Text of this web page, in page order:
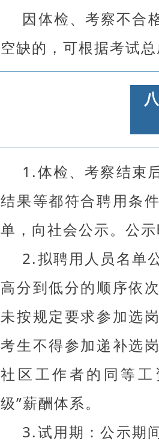
因体检、考察不合
空缺的，可根据考试
1.体检、考察结束
结果等都符合聘用条
单，向社会公示。公
2.拟聘用人员名单
高分到低分的顺序依
未按规定要求参加选
考生不得参加递补选
社区工作者的同等
级”薪酬体系。
3.试用期：公示期